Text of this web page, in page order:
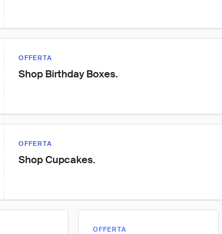
OFFERTA
Shop Birthday Boxes.
OFFERTA
Shop Cupcakes.
OFFERTA